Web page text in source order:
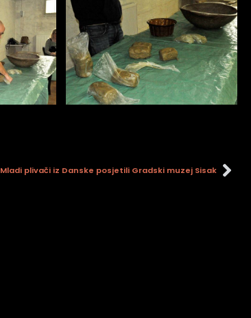
Mladi plivači iz Danske posjetili Gradski muzej Sisak